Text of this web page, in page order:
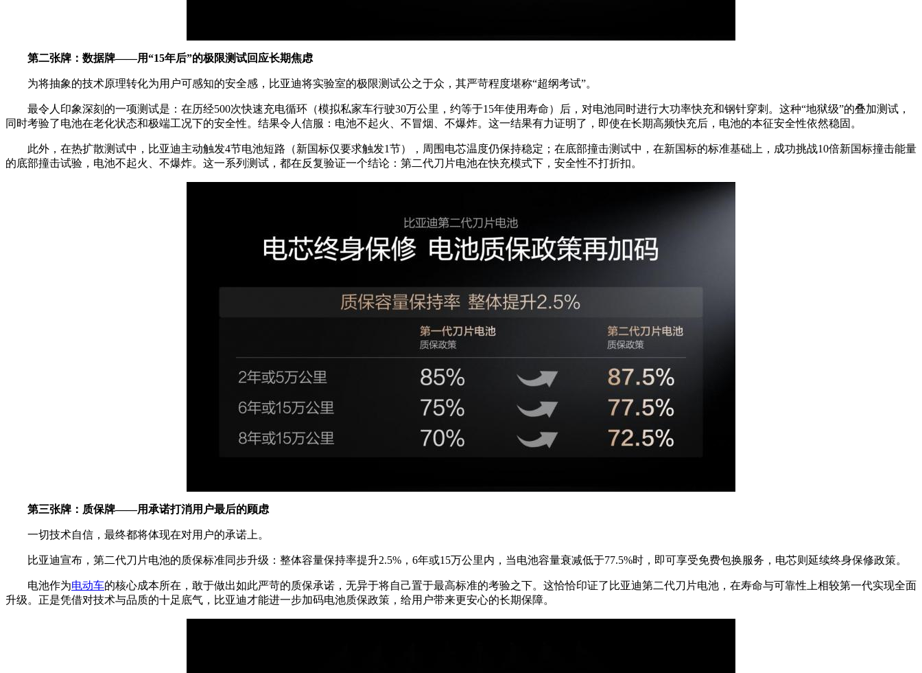
第二张牌：数据牌——用“15年后”的极限测试回应长期焦虑
为将抽象的技术原理转化为用户可感知的安全感，比亚迪将实验室的极限测试公之于众，其严苛程度堪称“超纲考试”。
最令人印象深刻的一项测试是：在历经500次快速充电循环（模拟私家车行驶30万公里，约等于15年使用寿命）后，对电池同时进行大功率快充和钢针穿刺。这种“地狱级”的叠加测试，
同时考验了电池在老化状态和极端工况下的安全性。结果令人信服：电池不起火、不冒烟、不爆炸。这一结果有力证明了，即使在长期高频快充后，电池的本征安全性依然稳固。
此外，在热扩散测试中，比亚迪主动触发4节电池短路（新国标仅要求触发1节），周围电芯温度仍保持稳定；在底部撞击测试中，在新国标的标准基础上，成功挑战10倍新国标撞击能量
的底部撞击试验，电池不起火、不爆炸。这一系列测试，都在反复验证一个结论：第二代刀片电池在快充模式下，安全性不打折扣。
第三张牌：质保牌——用承诺打消用户最后的顾虑
一切技术自信，最终都将体现在对用户的承诺上。
比亚迪宣布，第二代刀片电池的质保标准同步升级：整体容量保持率提升2.5%，6年或15万公里内，当电池容量衰减低于77.5%时，即可享受免费包换服务，电芯则延续终身保修政策。
电池作为电动车的核心成本所在，敢于做出如此严苛的质保承诺，无异于将自己置于最高标准的考验之下。这恰恰印证了比亚迪第二代刀片电池，在寿命与可靠性上相较第一代实现全面
升级。正是凭借对技术与品质的十足底气，比亚迪才能进一步加码电池质保政策，给用户带来更安心的长期保障。